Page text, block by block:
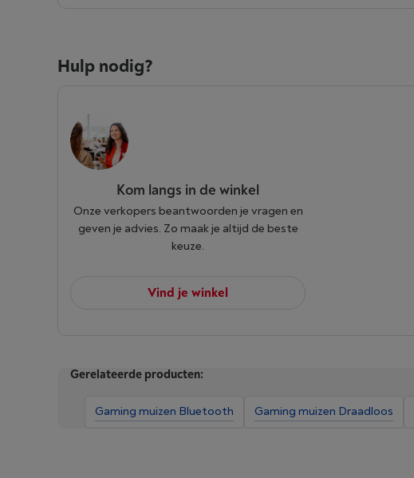
Hulp nodig?
Kom langs in de winkel
Onze verkopers beantwoorden je vragen en
geven je advies. Zo maak je altijd de beste
keuze.
Vind je winkel
Gerelateerde producten:
Gaming muizen Bluetooth Gaming muizen Draadloos